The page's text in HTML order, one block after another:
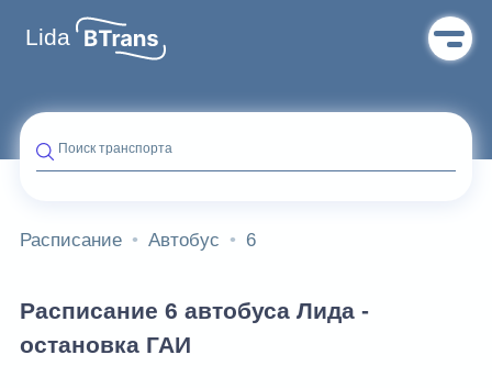
Lida
Поиск транспорта
Расписание Автобус 6
Расписание 6 автобуса Лида -
остановка ГАИ